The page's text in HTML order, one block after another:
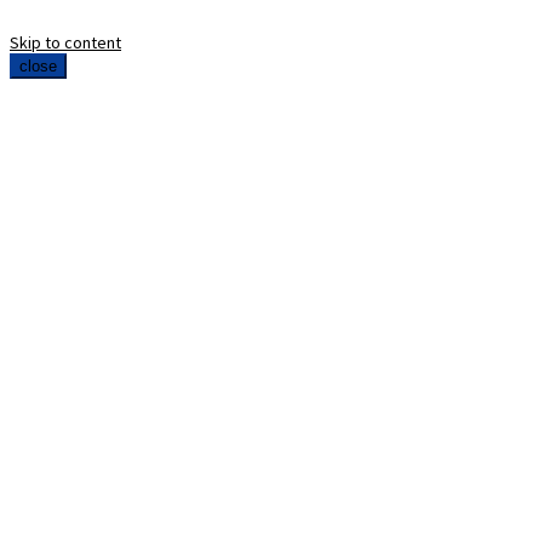
Skip to content
close